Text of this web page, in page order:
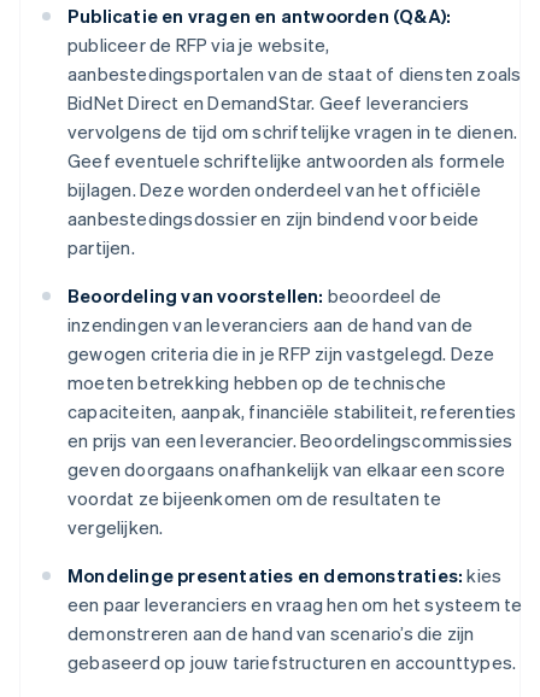
Publicatie en vragen en antwoorden (Q&A):
publiceer de RFP via je website,
aanbestedingsportalen van de staat of diensten zoals
BidNet Direct en DemandStar. Geef leveranciers
vervolgens de tijd om schriftelijke vragen in te dienen.
Geef eventuele schriftelijke antwoorden als formele
bijlagen. Deze worden onderdeel van het officiële
aanbestedingsdossier en zijn bindend voor beide
partijen.
Beoordeling van voorstellen: beoordeel de
inzendingen van leveranciers aan de hand van de
gewogen criteria die in je RFP zijn vastgelegd. Deze
moeten betrekking hebben op de technische
capaciteiten, aanpak, financiële stabiliteit, referenties
en prijs van een leverancier. Beoordelingscommissies
geven doorgaans onafhankelijk van elkaar een score
voordat ze bijeenkomen om de resultaten te
vergelijken.
Mondelinge presentaties en demonstraties: kies
een paar leveranciers en vraag hen om het systeem te
demonstreren aan de hand van scenario’s die zijn
gebaseerd op jouw tariefstructuren en accounttypes.